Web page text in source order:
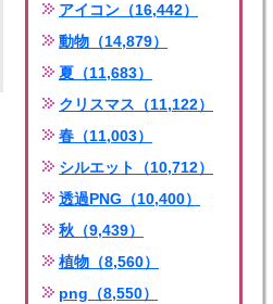
アイコン（16,442）
動物（14,879）
夏（11,683）
クリスマス（11,122）
春（11,003）
シルエット（10,712）
透過PNG（10,400）
秋（9,439）
植物（8,560）
png（8,550）